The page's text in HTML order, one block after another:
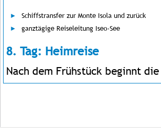
Schiffstransfer zur Monte Isola und zurück
ganztägige Reiseleitung Iseo-See
8. Tag: Heimreise
Nach dem Frühstück beginnt